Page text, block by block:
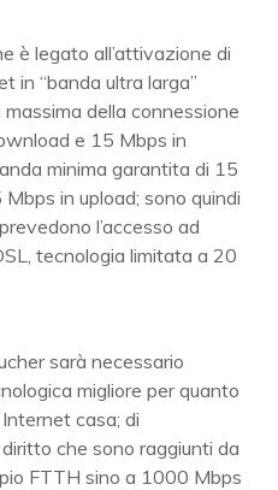
è legato all’attivazione di
in “banda ultra larga”
della connessione
e 15 Mbps in
minima garantita di 15
in upload; sono quindi
l’accesso ad
tecnologia limitata a 20
sarà necessario
migliore per quanto
casa; di
che sono raggiunti da
FTTH sino a 1000 Mbps